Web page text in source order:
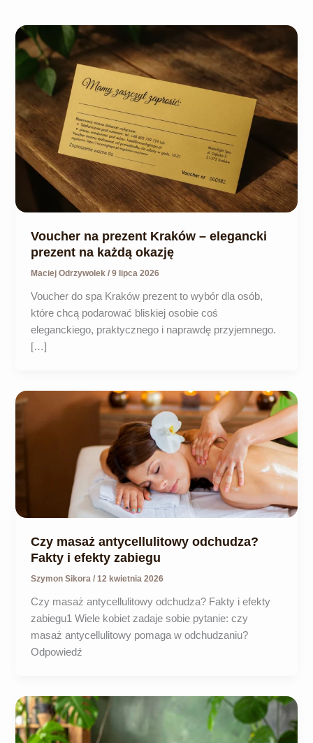
Voucher na prezent Kraków – elegancki
prezent na każdą okazję
Maciej Odrzywolek/9 lipca 2026
Voucher do spa Kraków prezent to wybór dla osób,
które chcą podarować bliskiej osobie coś
eleganckiego, praktycznego i naprawdę przyjemnego.
[…]
Czy masaż antycellulitowy odchudza?
Fakty i efekty zabiegu
Szymon Sikora/ 12 kwietnia 2026
Czy masaż antycellulitowy odchudza? Fakty i efekty
zabiegu1 Wiele kobiet zadaje sobie pytanie: czy
masaż antycellulitowy pomaga w odchudzaniu?
Odpowiedź